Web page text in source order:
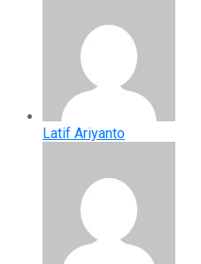
Latif Ariyanto